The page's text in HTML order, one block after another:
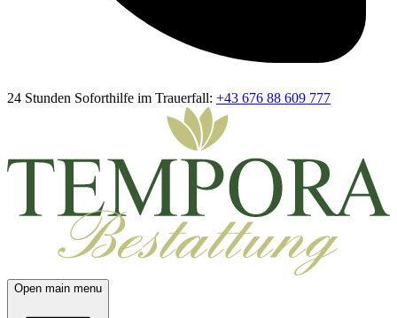
24 Stunden Soforthilfe im Trauerfall: +43 676 88 609 777
Open main menu